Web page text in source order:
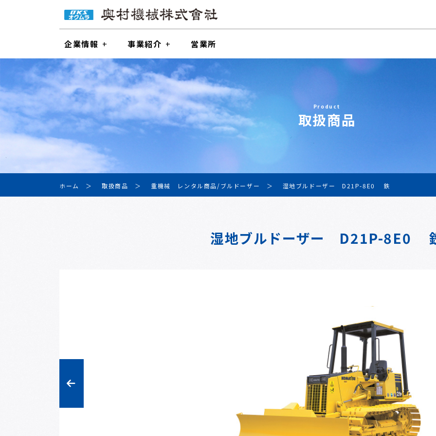
企業情報 事業紹介 営業所
Product
取扱商品
ホーム 取扱商品 重機械 レンタル商品/ブルドーザー 湿地ブルドーザー D21P-8E0 鉄
湿地ブルドーザー D21P-8E0